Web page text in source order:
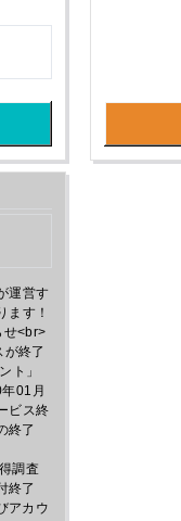
運営す
ます！
せ<br>
終了
ト」
01月
ビス終
終了
調査
終了
アカウ